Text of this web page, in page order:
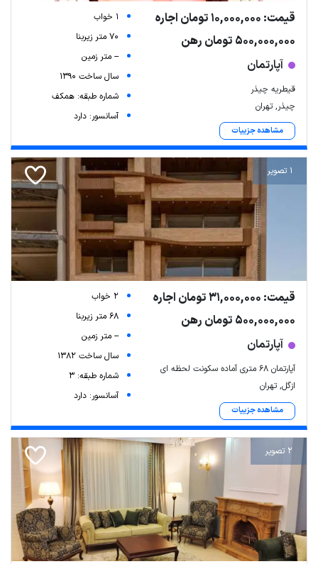
قیمت: 10,000,000 تومان اجاره
500,000,000 تومان رهن
آپارتمان
قیطریه چیذر
چیذر, تهران
مشاهده جزییات
1 خواب
70 متر زیربنا
-- متر زمین
سال ساخت 1390
شماره طبقه: همکف
آسانسور: دارد
1 تصویر
قیمت: 31,000,000 تومان اجاره
500,000,000 تومان رهن
آپارتمان
آپارتمان ۶۸ متری آماده سکونت لحظه ای
ازگل, تهران
مشاهده جزییات
2 خواب
68 متر زیربنا
-- متر زمین
سال ساخت 1382
شماره طبقه: 3
آسانسور: دارد
2 تصویر